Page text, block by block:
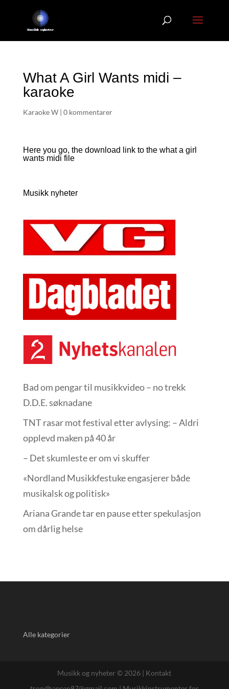
What A Girl Wants midi –
karaoke
Karaoke W| 0 kommentarer
Here you go, the download link to the what a girl
wants midi file
Musikk nyheter
Bad om pengar til musikkvideo – no trekk
D.D.E. søknadane
TNT rasar mot festival etter avlysing: – Aldri
opplevd maken på 40 år
– Det skumleste er om vi skuffer
«Nordland Musikkfest­uke engasjerer både
musikalsk og politisk»
Ariana Grande tar en pause etter spekulasjon
om dårlig helse
Alle kategorier
Musikk og nyheter © 2026 | Kontakt